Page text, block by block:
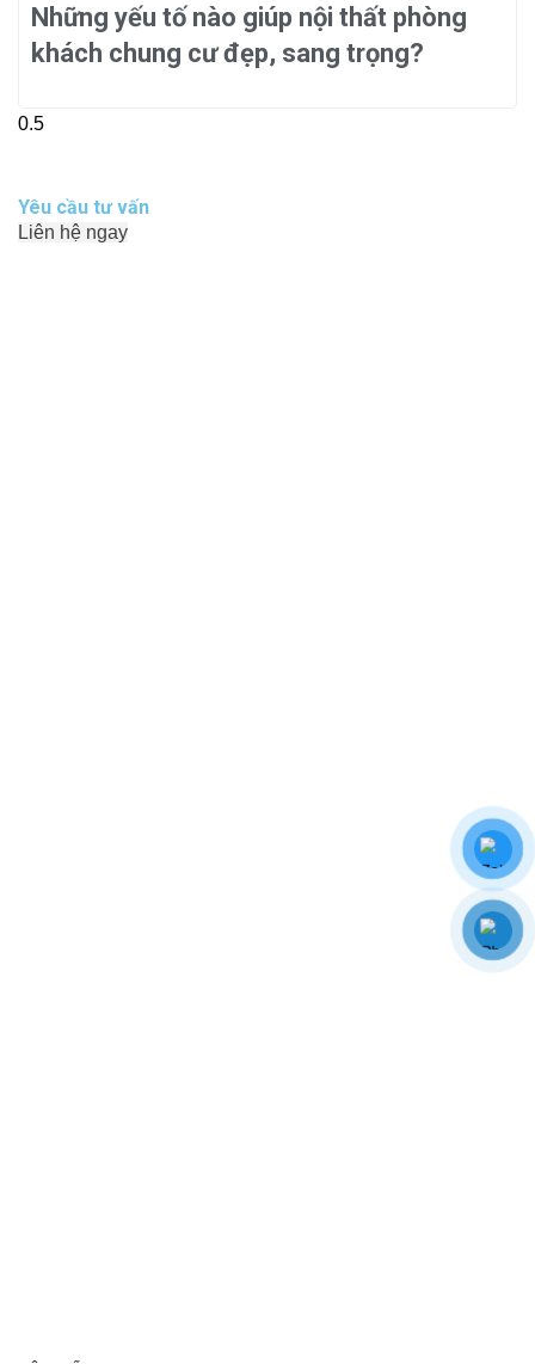
Những yếu tố nào giúp nội thất phòng
khách chung cư đẹp, sang trọng?
Yêu cầu tư vấn
Liên hệ ngay